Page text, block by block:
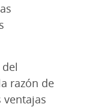
razón de
ventajas